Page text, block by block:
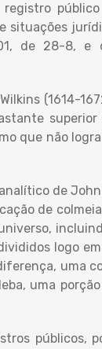
situações
de 28-8, e
(1614-
que não
de John
de
logo
uma
uma
públicos,